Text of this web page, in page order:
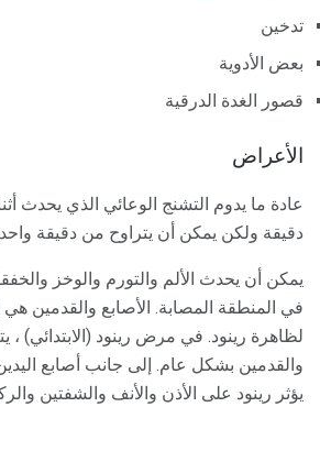
تدخين
بعض الأدوية
قصور الغدة الدرقية
الأعراض
دقيقة ولكن يمكن أن يتراوح من دقيقة
يمكن أن يحدث الألم والتورم والوخز
في المنطقة المصابة. الأصابع والقدمين هي
لظاهرة رينود. في مرض رينود (الابتدائي) ،
والقدمين بشكل عام. إلى جانب أصابع
يؤثر رينود على الأذن والأنف والشفتين